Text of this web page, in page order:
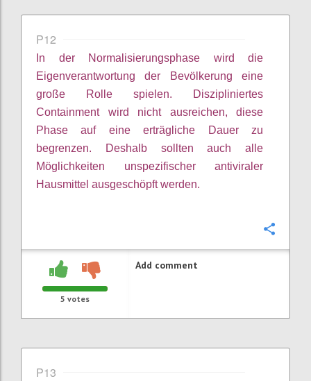
P12
In der Normalisierungsphase wird die
Eigenverantwortung der Bevölkerung eine
große Rolle spielen.
Diszipliniertes
Containment wird nicht ausreichen, diese
Phase auf eine erträgliche Dauer zu
begrenzen. Deshalb sollten auch alle
Möglichkeiten unspezifischer antiviraler
Hausmittel ausgeschöpft werden.
5 votes
Add comment
P13